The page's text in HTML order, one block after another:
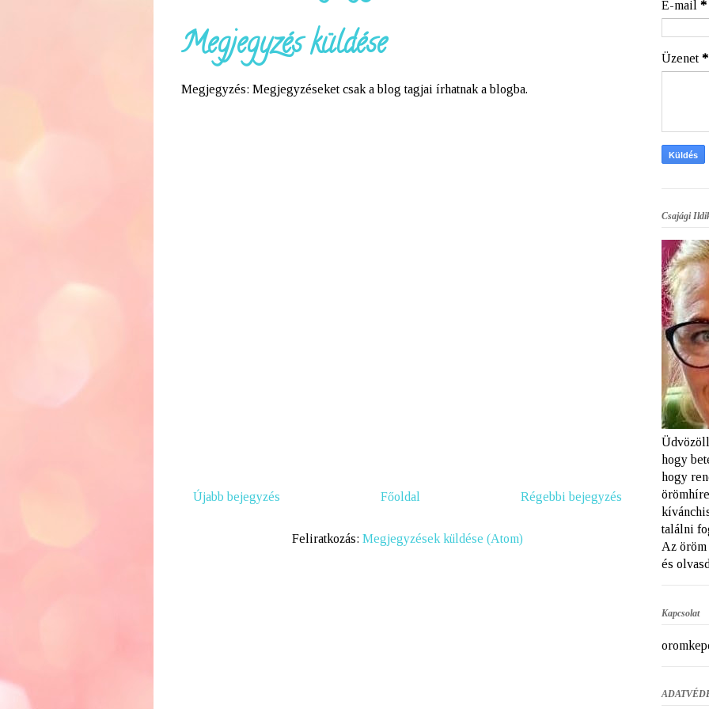
Megjegyzés küldése
Megjegyzés: Megjegyzéseket csak a blog tagjai írhatnak a blogba.
Újabb bejegyzés Régebbi bejegyzés
Főoldal
Feliratkozás: Megjegyzések küldése (Atom)
E-mail *
Üzenet *
Csajági
hogy
hogy
találni
Az
és
Kapcsolat